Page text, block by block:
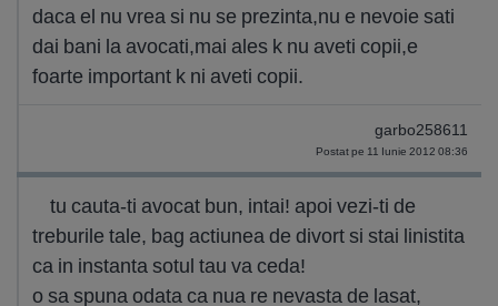
daca el nu vrea si nu se prezinta,nu e nevoie sati
dai bani la avocati,mai ales k nu aveti copii,e
foarte important k ni aveti copii.
garbo258611
Postat pe 11 Iunie 2012 08:36
tu cauta-ti avocat bun, intai! apoi vezi-ti de
treburile tale, bag actiunea de divort si stai linistita
ca in instanta sotul tau va ceda!
o sa spuna odata ca nua re nevasta de lasat,